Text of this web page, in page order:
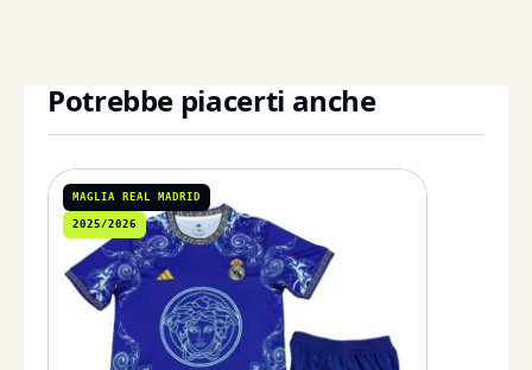
Potrebbe piacerti anche
MAGLIA REAL MADRID
2025/2026